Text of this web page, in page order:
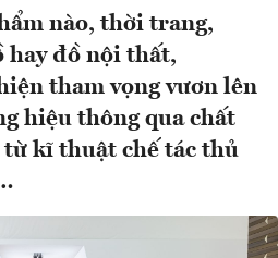
nào, thời trang,
hay đồ nội thất,
tham vọng vươn lên
hiệu thông qua chất
từ kĩ thuật chế tác thủ